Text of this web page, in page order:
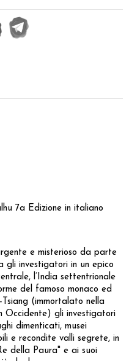
7a Edizione in italiano
e misterioso da parte
gli investigatori in un epico
l’India settentrionale
del famoso monaco ed
(immortalato nella
Occidente) gli investigatori
dimenticati, musei
e recondite valli segrete, in
della Paura" e ai suoi